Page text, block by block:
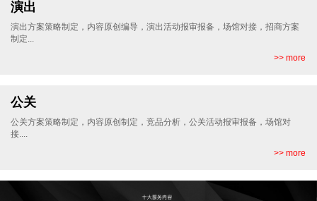
演出
演出方案策略制定，内容原创编导，演出活动报审报备，场馆对接，招商方案
制定...
>> more
公关
公关方案策略制定，内容原创制定，竞品分析，公关活动报审报备，场馆对
接....
>> more